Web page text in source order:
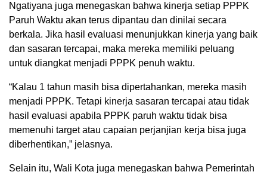
Ngatiyana juga menegaskan bahwa kinerja setiap PPPK
Paruh Waktu akan terus dipantau dan dinilai secara
berkala. Jika hasil evaluasi menunjukkan kinerja yang baik
dan sasaran tercapai, maka mereka memiliki peluang
untuk diangkat menjadi PPPK penuh waktu.
“Kalau 1 tahun masih bisa dipertahankan, mereka masih
menjadi PPPK. Tetapi kinerja sasaran tercapai atau tidak
hasil evaluasi apabila PPPK paruh waktu tidak bisa
memenuhi target atau capaian perjanjian kerja bisa juga
diberhentikan,” jelasnya.
Selain itu, Wali Kota juga menegaskan bahwa Pemerintah